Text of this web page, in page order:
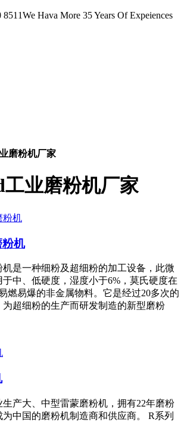
8511We Hava More 35 Years Of Expeiences
磨粉机厂家
工业磨粉机厂家
粉机
机是一种细粉及超细粉的加工设备，此微
中、低硬度，湿度小于6%，莫氏硬度在
燃易爆的非金属物料。它是经过20多次的
为超细粉的生产而研发制造的新型磨粉
产大、中型雷蒙磨粉机，拥有22年磨粉
中国的磨粉机制造商和供应商。 R系列